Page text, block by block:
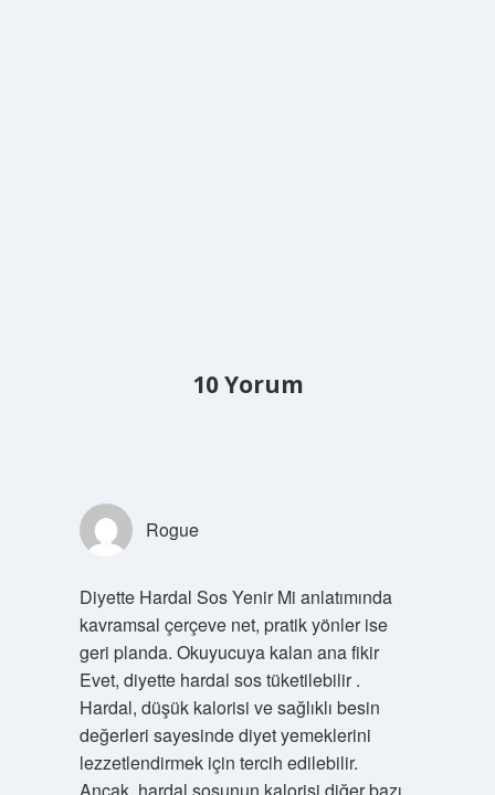
10 Yorum
Rogue
Diyette Hardal Sos Yenir Mi anlatımında
kavramsal çerçeve net, pratik yönler ise
geri planda. Okuyucuya kalan ana fikir
Evet, diyette hardal sos tüketilebilir .
Hardal, düşük kalorisi ve sağlıklı besin
değerleri sayesinde diyet yemeklerini
lezzetlendirmek için tercih edilebilir.
Ancak, hardal sosunun kalorisi diğer bazı